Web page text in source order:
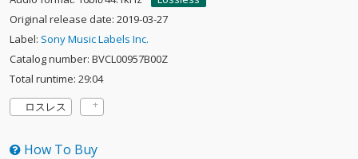
Original release date: 2019-03-27
Label: Sony Music Labels Inc.
Catalog number: BVCL00957B00Z
Total runtime: 29:04
ロスレス
How To Buy